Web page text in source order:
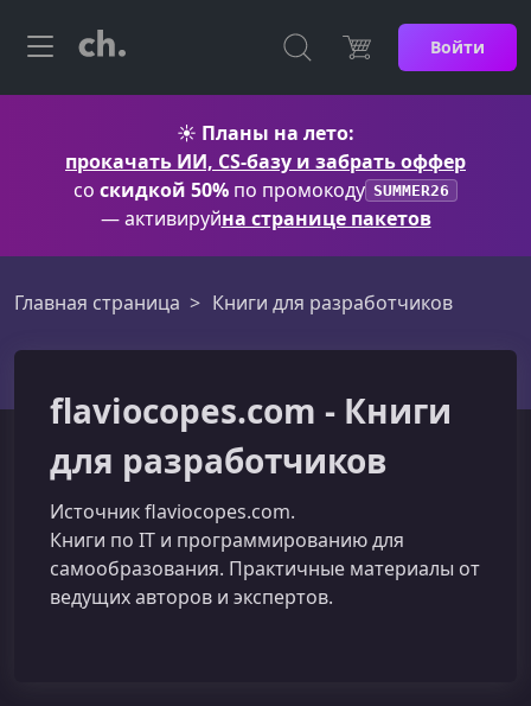
Войти
☀️ Планы на лето:
прокачать ИИ, CS-базу и забрать оффер
со скидкой 50% по промокоду SUMMER26
— активируйна странице пакетов
Главная страница Книги для разработчиков
flaviocopes.com - Книги
для разработчиков
Источник flaviocopes.com.
Книги по IT и программированию для
самообразования. Практичные материалы от
ведущих авторов и экспертов.